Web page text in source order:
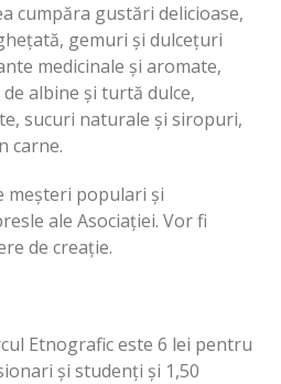
cumpăra gustări delicioase,
gemuri și dulcețuri
medicinale și aromate,
albine și turtă dulce,
sucuri naturale și siropuri,
carne.
meșteri populari și
ale Asociației. Vor fi
de creație.
Etnografic este 6 lei pentru
și studenți și 1,50